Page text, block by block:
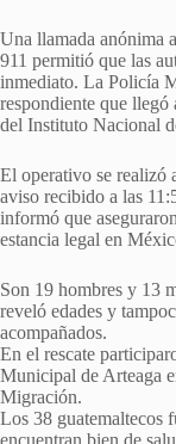
Una llamada anónima
911 permitió que las
inmediato. La Policía
respondiente que
del Instituto Nacional
El operativo se realizó
aviso recibido a las
informó que
estancia legal en
Son 19 hombres y 13
reveló edades y
acompañados.
En el rescate
Municipal de Arteaga
Migración.
Los 38 guatemaltecos
encuentran bien de